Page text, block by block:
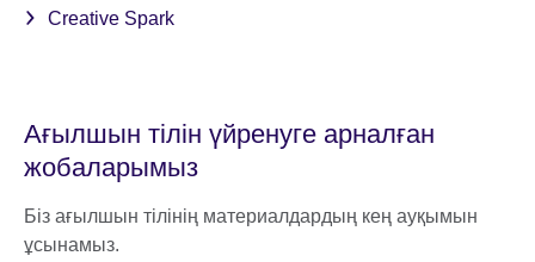
Creative Spark
Ағылшын тілін үйренуге арналған
жобаларымыз
Біз ағылшын тілінің материалдардың кең ауқымын
ұсынамыз.